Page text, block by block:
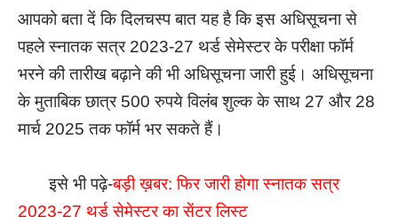
आपको बता दें कि दिलचस्प बात यह है कि इस अधिसूचना से
पहले स्नातक सत्र 2023-27 थर्ड सेमेस्टर के परीक्षा फॉर्म
भरने की तारीख बढ़ाने की भी अधिसूचना जारी हुई। अधिसूचना
के मुताबिक छात्र 500 रुपये विलंब शुल्क के साथ 27 और 28
मार्च 2025 तक फॉर्म भर सकते हैं।
इसे भी पढ़े-बड़ी ख़बर: फिर जारी होगा स्नातक सत्र
2023-27 थर्ड सेमेस्टर का सेंटर लिस्ट